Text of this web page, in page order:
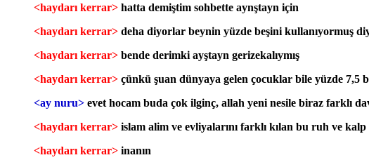
<haydarı kerrar> hatta demiştim sohbette aynştayn için
<haydarı kerrar> deha diyorlar beynin yüzde beşini kullanıyormuş
<haydarı kerrar> bende derimki ayştayn gerizekalıymış
<haydarı kerrar> çünkü şuan dünyaya gelen çocuklar bile yüzde 7,5
<ay nuru> evet hocam buda çok ilginç, allah yeni nesile biraz farklı
<haydarı kerrar> islam alim ve evliyalarını farklı kılan bu ruh ve
<haydarı kerrar> inanın